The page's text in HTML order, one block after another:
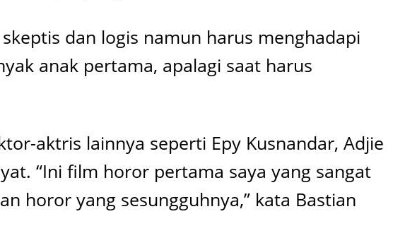
dan logis namun harus menghadapi
anak pertama, apalagi saat harus
aktris lainnya seperti Epy Kusnandar, Adjie
“Ini film horor pertama saya yang sangat
horor yang sesungguhnya,” kata Bastian